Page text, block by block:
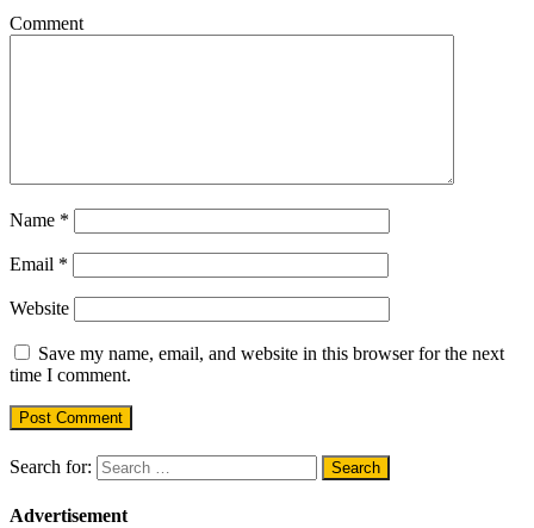
Comment
Name *
Email *
Website
Save my name, email, and website in this browser for the next
time I comment.
Search for:
Advertisement